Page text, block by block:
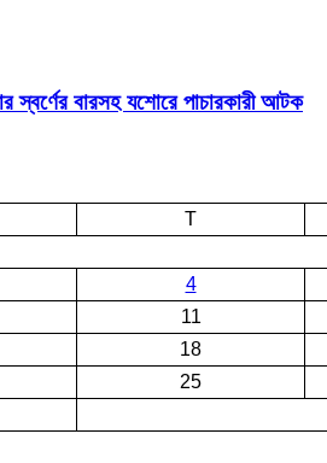
স্বর্ণের বারসহ যশোরে পাচারকারী আটক​
T
4
11
18
25